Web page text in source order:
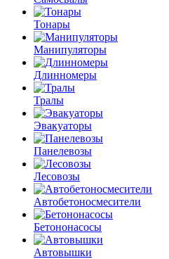
Тонары
Манипуляторы
Длинномеры
Тралы
Эвакуаторы
Панелевозы
Лесовозы
Автобетоно­смесители
Бетононасосы
Автовышки